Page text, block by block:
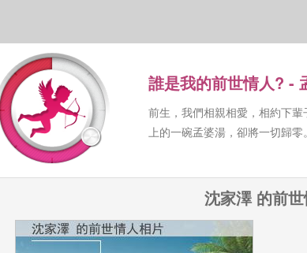
誰是我的前世情人? -
前生，我們相親相愛，相約下
上的一碗孟婆湯，卻將一切歸
沈家澤 的前